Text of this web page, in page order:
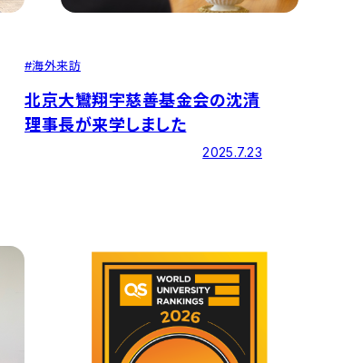
#海外来訪
北京大鸞翔宇慈善基金会の沈清
理事長が来学しました
2025.7.23